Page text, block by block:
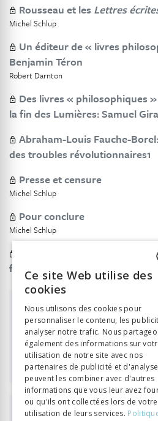
Rousseau et les Lettres
Michel Schlup
Un éditeur de « livres
Benjamin Téron
Robert Darnton
Des livres « philosophiques
la fin des Lumières: Samuel
Abraham-Louis Fauche-
des troubles révolutionnaires1
Presse et censure
Michel Schlup
Pour conclure
Michel Schlup
Fausses adresses,
face cachée de l’édition
Je m'abonne
Nouvelle Revue Neuchâteloise
40.00 
J'achète ce numéro
Ce site Web utilise des
cookies
Nous utilisons des cookies pour
personnaliser le contenu, les
analyser notre trafic. Nous
également des informations sur
utilisation de notre site avec nos
partenaires de publicité et
peuvent les combiner avec d'autres
informations que vous leur avez
ou qu'ils ont collectées lors de votre
utilisation de leurs services.